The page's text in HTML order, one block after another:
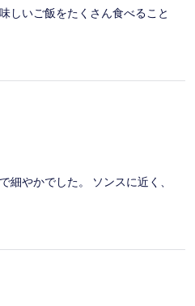
しいご飯をたくさん食べること
細やかでした。 ソンスに近く、